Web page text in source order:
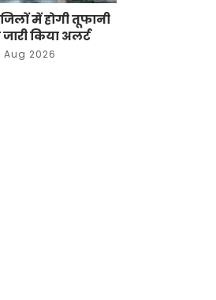
में होगी तूफानी
किया अलर्ट
Aug 2026